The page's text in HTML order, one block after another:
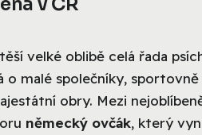
velké oblibě celá řada
o malé společníky, sportovně
obry. Mezi
německý ovčák, který